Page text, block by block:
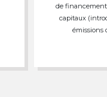
de
capitaux
émissions